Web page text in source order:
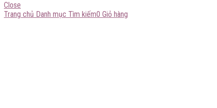
Close
Trang chủ Danh mục Tìm kiếm0 Giỏ hàng